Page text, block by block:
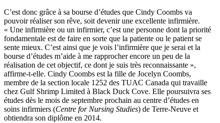
C’est donc grâce à sa bourse d’études que Cindy Coombs va
pouvoir réaliserson rêve, soit devenir une excellente infirmière.
« Une infirmière ou un infirmier, c’est une personne dont la priorité
fondamentale est de faire en sorte que la patiente ou le patient se
sente mieux. C’est ainsi que je vois l’infirmière que je serai et la
bourse d’études m’aide à me rapprocherencore un peu de la
réalisation de cet objectif, ce dont je suis très reconnaissante »,
affirme-t-elle. Cindy Coombs est la fille de Jocelyn Coombs,
membre de la section locale 1252 des TUAC Canada qui travaille
chez Gulf Shrimp Limited à Black Duck Cove. Elle poursuivra ses
études dès le mois de septembre prochain au centre d’études en
soins infirmiers (Centre for Nursing Studies) de Terre-Neuve et
obtiendra son diplôme en 2014.